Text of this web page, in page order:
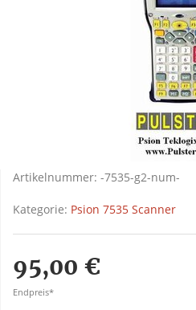
Artikelnummer: -7535-g2-num-
Kategorie: Psion 7535 Scanner
95,00 €
Endpreis*